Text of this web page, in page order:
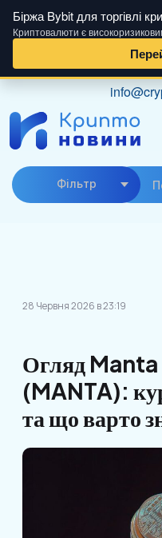
Біржа Bybit для торгівлі
Криптовалюти є
content
Фiльтр
28 Червня 2026 в 23:19
Огляд
(MANTA):
та що варто